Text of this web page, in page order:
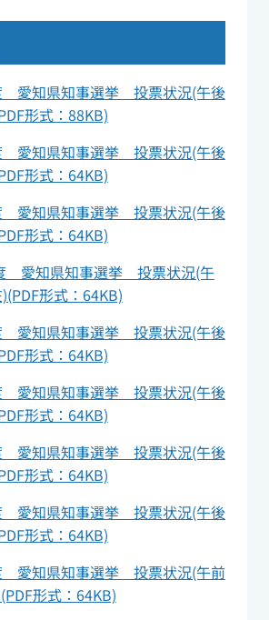
愛知県知事選挙 投票状況(午後
形式：88KB)
愛知県知事選挙 投票状況(午後
形式：64KB)
愛知県知事選挙 投票状況(午後
形式：64KB)
愛知県知事選挙 投票状況(午
形式：64KB)
愛知県知事選挙 投票状況(午後
形式：64KB)
愛知県知事選挙 投票状況(午後
形式：64KB)
愛知県知事選挙 投票状況(午後
形式：64KB)
愛知県知事選挙 投票状況(午後
形式：64KB)
愛知県知事選挙 投票状況(午前
形式：64KB)